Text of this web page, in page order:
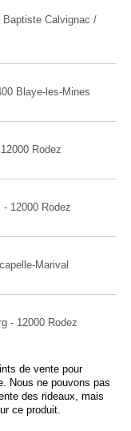
Baptiste Calvignac /
Blaye-les-Mines
Rodez
12000 Rodez
Marival
- 12000 Rodez
de vente pour
Nous ne pouvons pas
des rideaux, mais
ce produit.